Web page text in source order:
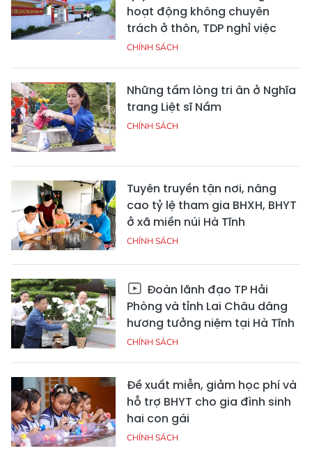
hoạt động không chuyên
trách ở thôn, TDP nghỉ việc
CHÍNH SÁCH
Những tấm lòng tri ân ở Nghĩa
trang Liệt sĩ Nầm
CHÍNH SÁCH
Tuyên truyền tận nơi, nâng
cao tỷ lệ tham gia BHXH, BHYT
ở xã miền núi Hà Tĩnh
CHÍNH SÁCH
Đoàn lãnh đạo TP Hải
Phòng và tỉnh Lai Châu dâng
hương tưởng niệm tại Hà Tĩnh
CHÍNH SÁCH
Đề xuất miễn, giảm học phí và
hỗ trợ BHYT cho gia đình sinh
hai con gái
CHÍNH SÁCH